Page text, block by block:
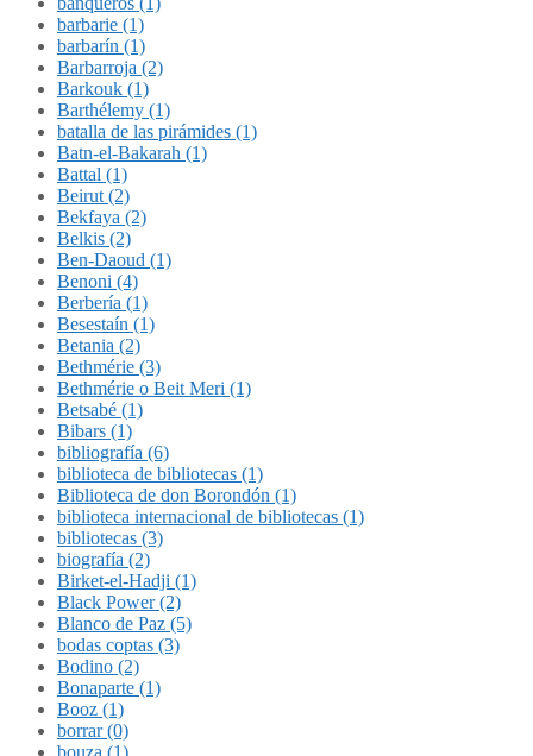
barbarie (1)
barbarín (1)
Barbarroja (2)
Barkouk (1)
Barthélemy (1)
batalla de las pirámides (1)
Batn-el-Bakarah (1)
Battal (1)
Beirut (2)
Bekfaya (2)
Belkis (2)
Ben-Daoud (1)
Benoni (4)
Berbería (1)
Besestaín (1)
Betania (2)
Bethmérie (3)
Bethmérie o Beit Meri (1)
Betsabé (1)
Bibars (1)
bibliografía (6)
biblioteca de bibliotecas (1)
Biblioteca de don Borondón (1)
biblioteca internacional de bibliotecas (1)
bibliotecas (3)
biografía (2)
Birket-el-Hadji (1)
Black Power (2)
Blanco de Paz (5)
bodas coptas (3)
Bodino (2)
Bonaparte (1)
Booz (1)
borrar (0)
bouza (1)